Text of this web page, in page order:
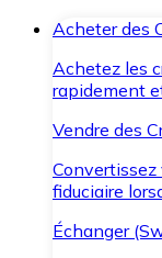
Acheter des
Achetez les
rapidement
Vendre des
fiduciaire
Échanger